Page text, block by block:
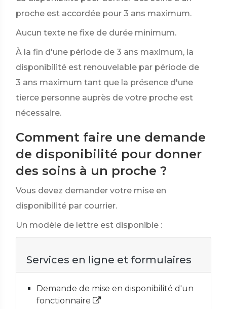
proche est accordée pour 3 ans maximum.
Aucun texte ne fixe de durée minimum.
À la fin d'une période de 3 ans maximum, la
disponibilité est renouvelable par période de
3 ans maximum tant que la présence d'une
tierce personne auprès de votre proche est
nécessaire.
Comment faire une demande
de disponibilité pour donner
des soins à un proche ?
Vous devez demander votre mise en
disponibilité par courrier.
Un modèle de lettre est disponible :
Services en ligne et formulaires
Demande de mise en disponibilité d'un
fonctionnaire